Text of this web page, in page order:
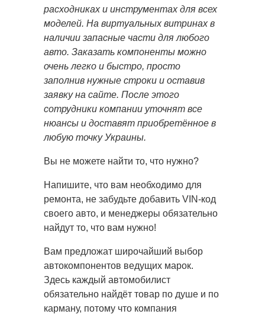
расходниках и инструментах для всех
моделей. На виртуальных витринах в
наличии запасные части для любого
авто. Заказать компоненты можно
очень легко и быстро, просто
заполнив нужные строки и оставив
заявку на сайте. После этого
сотрудники компании уточнят все
нюансы и доставят приобретённое в
любую точку Украины.
Вы не можете найти то, что нужно?
Напишите, что вам необходимо для
ремонта, не забудьте добавить VIN-код
своего авто, и менеджеры обязательно
найдут то, что вам нужно!
Вам предложат широчайший выбор
автокомпонентов ведущих марок.
Здесь каждый автомобилист
обязательно найдёт товар по душе и по
карману, потому что компания